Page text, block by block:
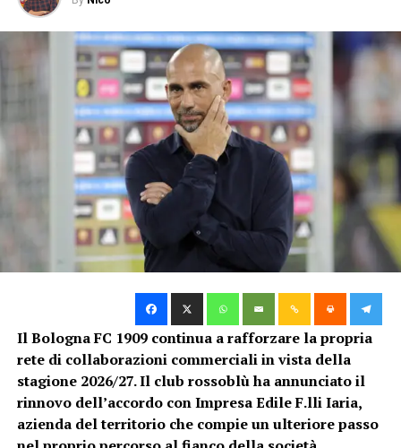
giocatori dopo il lavoro svolto nelle ultime settimane.
L’obiettivo resta quello di arrivare nelle migliori
condizioni possibili ai prossimi appuntamenti della
preseason.
Il test contro il Pisa rappresenterà un’altra occasione
utile per valutare i progressi del gruppo rossoblù. Il
risultato avrà un’importanza relativa, mentre
conteranno soprattutto la crescita fisica e
l’assimilazione delle indicazioni tattiche.
Holm, Lucumí e Heggem con i
Dall’allenamento di Casteldebole sono arrivate
indicazioni positive anche per quanto riguarda alcuni
giocatori. Emil Holm, Jhon Lucumí e Torbjørn Heggem
hanno lavorato insieme ai compagni.
La loro presenza nel gruppo rappresenta una buona
Il Bologna FC 1909 continua a rafforzare la propria
rete di collaborazioni commerciali in vista della
stagione 2026/27. Il club rossoblù ha annunciato il
rinnovo dell’accordo con Impresa Edile F.lli Iaria,
azienda del territorio che compie un ulteriore passo